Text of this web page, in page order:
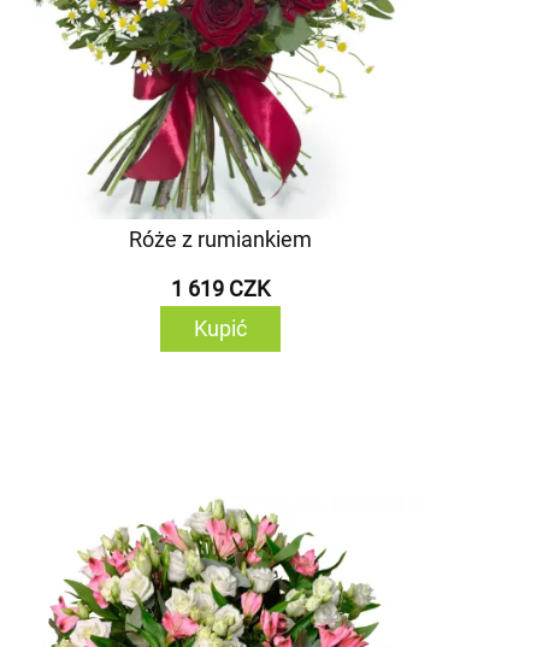
Róże z rumiankiem
1 619 CZK
Kupić